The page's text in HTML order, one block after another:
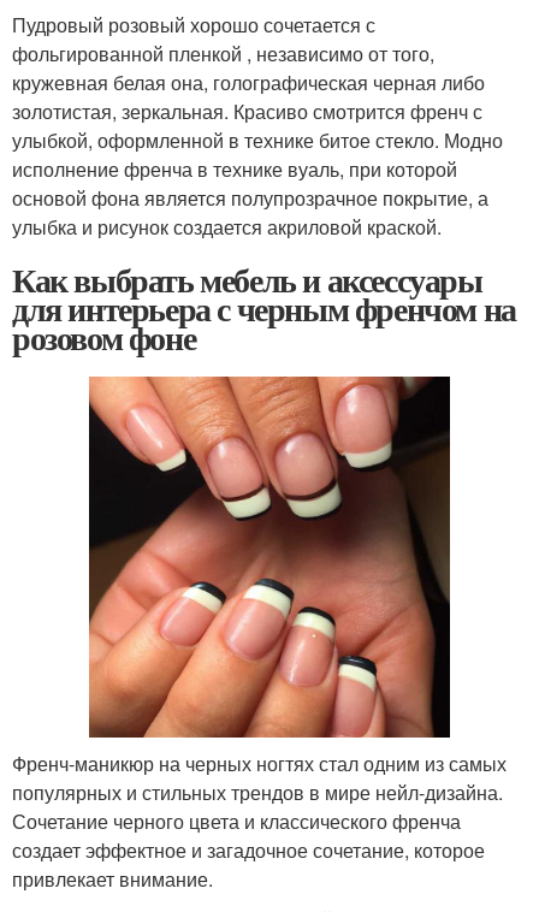
Пудровый розовый хорошо сочетается с
фольгированной пленкой , независимо от того,
кружевная белая она, голографическая черная либо
золотистая, зеркальная. Красиво смотрится френч с
улыбкой, оформленной в технике битое стекло. Модно
исполнение френча в технике вуаль, при которой
основой фона является полупрозрачное покрытие, а
улыбка и рисунок создается акриловой краской.
Как выбрать мебель и аксессуары
для интерьера с черным френчом на
розовом фоне
Френч-маникюр на черных ногтях стал одним из самых
популярных и стильных трендов в мире нейл-дизайна.
Сочетание черного цвета и классического френча
создает эффектное и загадочное сочетание, которое
привлекает внимание.